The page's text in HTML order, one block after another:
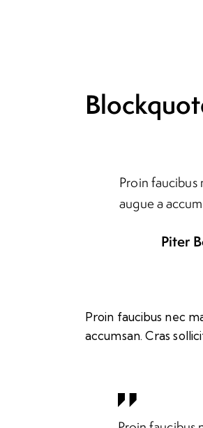
Proin faucibus
augue a
Piter
Proin faucibus nec
accumsan. Cras